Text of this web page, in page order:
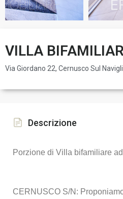
VILLA
Via Giordano 22, Cernusco Sul
Descrizione
Porzione di Villa bifamiliare
CERNUSCO S/N: